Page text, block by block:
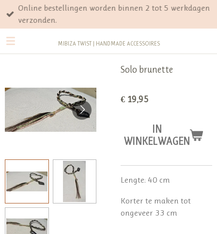
Ga
direct
naar
de
MIBIZA TWIST | HANDMADE ACCESSOIRES
Online bestellingen worden binnen 2 tot 5 werkdagen
verzonden.
Solo brunette
€ 19,95
IN
WINKELWAGEN
Lengte: 40 cm
Korter te maken tot
ongeveer 33 cm